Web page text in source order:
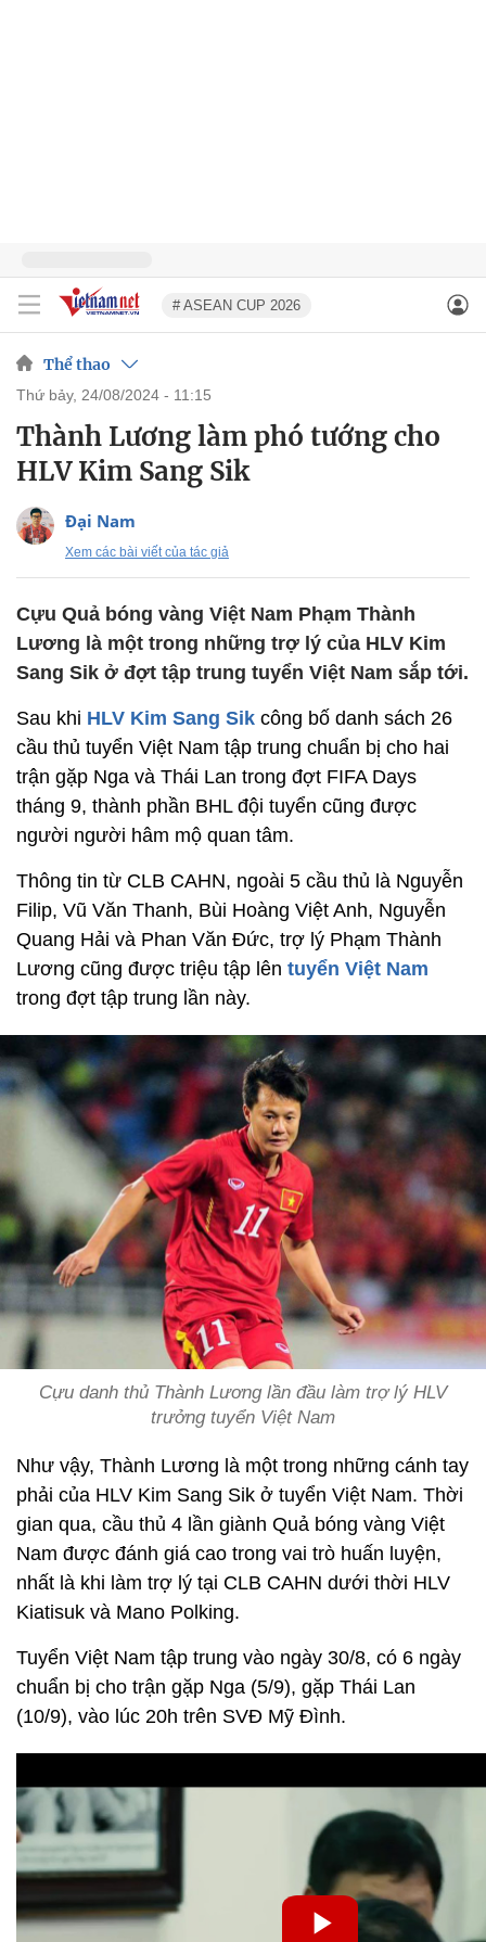
# ASEAN CUP 2026
Thể thao
thứ bảy, 24/08/2024 - 11:15
Thành Lương làm phó tướng cho
HLV Kim Sang Sik
Đại Nam
Xem các bài viết của tác giả
Cựu Quả bóng vàng Việt Nam Phạm Thành
Lương là một trong những trợ lý của HLV Kim
Sang Sik ở đợt tập trung tuyển Việt Nam sắp tới.
Sau khi HLV Kim Sang Sik công bố danh sách 26
cầu thủ tuyển Việt Nam tập trung chuẩn bị cho hai
trận gặp Nga và Thái Lan trong đợt FIFA Days
tháng 9, thành phần BHL đội tuyển cũng được
người người hâm mộ quan tâm.
Thông tin từ CLB CAHN, ngoài 5 cầu thủ là Nguyễn
Filip, Vũ Văn Thanh, Bùi Hoàng Việt Anh, Nguyễn
Quang Hải và Phan Văn Đức, trợ lý Phạm Thành
Lương cũng được triệu tập lên tuyển Việt Nam
trong đợt tập trung lần này.
Cựu danh thủ Thành Lương lần đầu làm trợ lý HLV
trưởng tuyển Việt Nam
Như vậy, Thành Lương là một trong những cánh tay
phải của HLV Kim Sang Sik ở tuyển Việt Nam. Thời
gian qua, cầu thủ 4 lần giành Quả bóng vàng Việt
Nam được đánh giá cao trong vai trò huấn luyện,
nhất là khi làm trợ lý tại CLB CAHN dưới thời HLV
Kiatisuk và Mano Polking.
Tuyển Việt Nam tập trung vào ngày 30/8, có 6 ngày
chuẩn bị cho trận gặp Nga (5/9), gặp Thái Lan
(10/9), vào lúc 20h trên SVĐ Mỹ Đình.